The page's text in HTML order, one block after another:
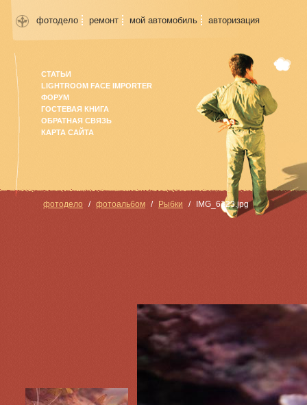
фотодело ремонт мой автомобиль авторизация
СТАТЬИ
LIGHTROOM FACE IMPORTER
ФОРУМ
ГОСТЕВАЯ КНИГА
ОБРАТНАЯ СВЯЗЬ
КАРТА САЙТА
фотодело фотоальбом Рыбки IMG_6123.jpg